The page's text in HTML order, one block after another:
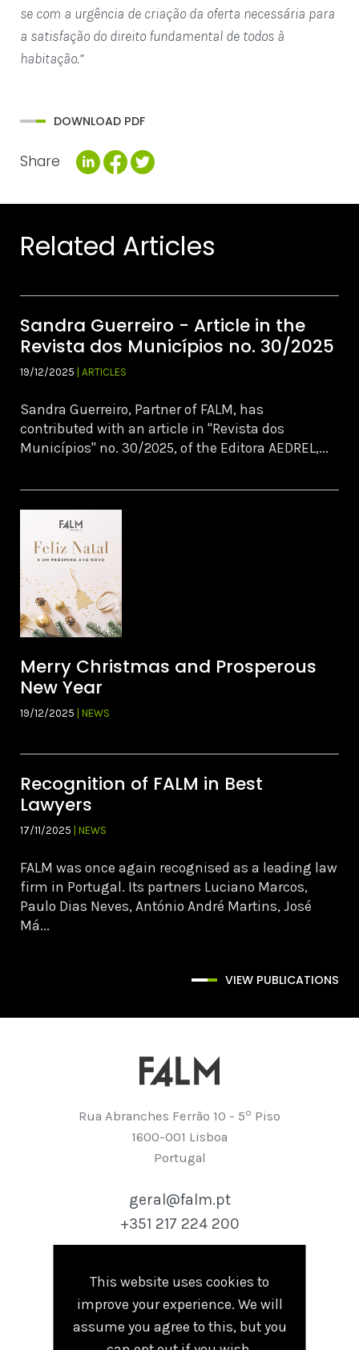
se com a urgência de criação da oferta necessária para
a satisfação do direito fundamental de todos à
habitação.”
DOWNLOAD PDF
Share
Related Articles
Sandra Guerreiro - Article in the
Revista dos Municípios no. 30/2025
19/12/2025 | ARTICLES
Sandra Guerreiro, Partner of FALM, has
contributed with an article in "Revista dos
Municípios" no. 30/2025, of the Editora AEDREL,...
Merry Christmas and Prosperous
New Year
19/12/2025 | NEWS
Recognition of FALM in Best
Lawyers
17/11/2025 | NEWS
FALM was once again recognised as a leading law
firm in Portugal. Its partners Luciano Marcos,
Paulo Dias Neves, António André Martins, José
Má...
VIEW PUBLICATIONS
Rua Abranches Ferrão 10 - 5º Piso
1600-001 Lisboa
Portugal
geral@falm.pt
+351 217 224 200
Follow Linkedin
This website uses cookies to
improve your experience. We will
assume you agree to this, but you